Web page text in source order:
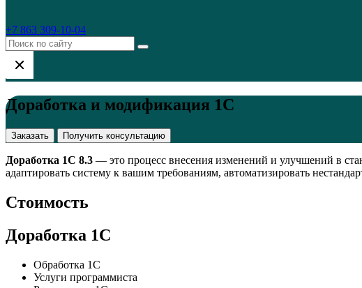
+7 863 309-10-04
Доработка и модификация 1С
Заказать Получить консультацию
Доработка 1С 8.3 — это процесс внесения изменений и улучшений в
адаптировать систему к вашим требованиям, автоматизировать
Стоимость
Доработка 1С
Обработка 1С
Услуги программиста